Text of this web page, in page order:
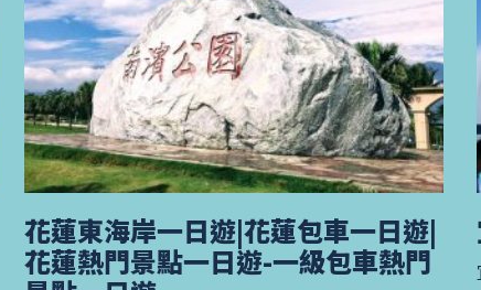
花蓮東海岸一日遊|花蓮包車一日遊|
花蓮熱門景點一日遊-一級包車熱門